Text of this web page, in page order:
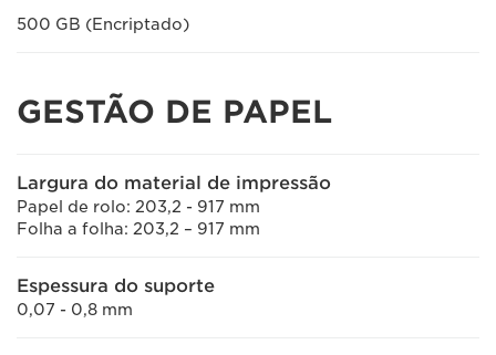
500 GB (Encriptado)
GESTÃO DE PAPEL
Largura do material de impressão
Papel de rolo: 203,2 - 917 mm
Folha a folha: 203,2 – 917 mm
Espessura do suporte
0,07 - 0,8 mm